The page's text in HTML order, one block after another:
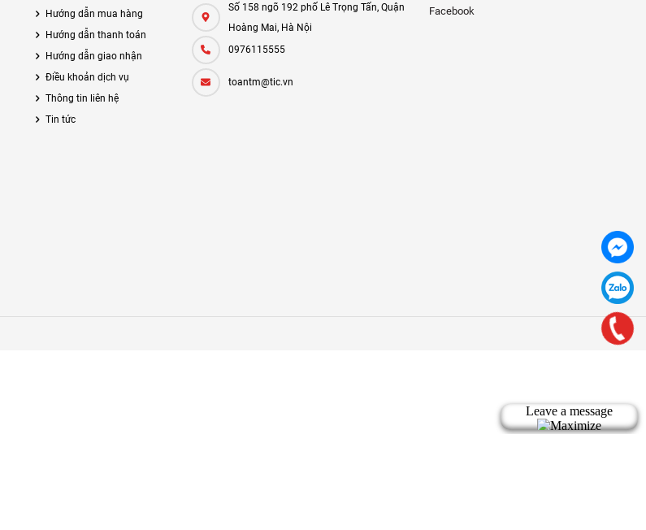
Hướng dẫn mua hàng
Hướng dẫn thanh toán
Hướng dẫn giao nhận
Điều khoản dịch vụ
Thông tin liên hệ
Tin tức
Số 158 ngõ 192 phố Lê Trọng Tấn, Quận
Hoàng Mai, Hà Nội
0976115555
toantm@tic.vn
Facebook